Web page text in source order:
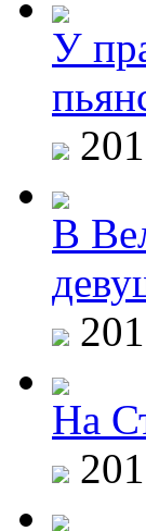
У
В
На